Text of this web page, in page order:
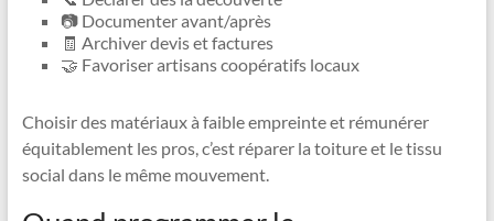
📷 Documenter avant/après
🧾 Archiver devis et factures
🤝 Favoriser artisans coopératifs locaux
Choisir des matériaux à faible empreinte et rémunérer
équitablement les pros, c’est réparer la toiture et le tissu
social dans le même mouvement.